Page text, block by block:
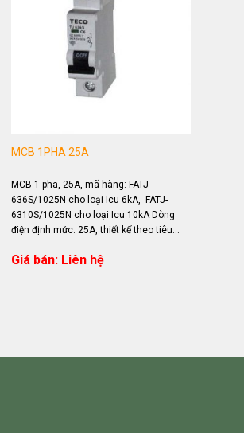
MCB 1PHA 25A
MCB 1 pha, 25A, mã hàng: FATJ-
636S/1025N cho loại Icu 6kA, FATJ-
6310S/1025N cho loại Icu 10kA Dòng
điện định mức: 25A, thiết kế theo tiêu
Giá bán: Liên hệ